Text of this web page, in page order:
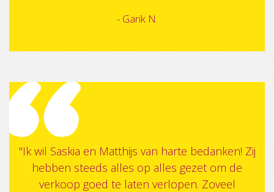
- Garik N.
"Ik wil Saskia en Matthijs van harte bedanken! Zij
hebben steeds alles op alles gezet om de
verkoop goed te laten verlopen. Zoveel